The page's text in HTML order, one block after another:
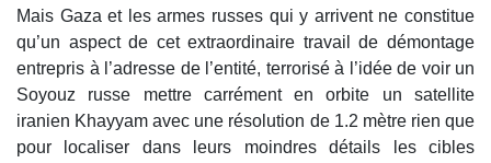
Mais Gaza et les armes russes qui y arrivent ne constitue
qu’un aspect de cet extraordinaire travail de démontage
entrepris à l’adresse de l’entité, terrorisé à l’idée de voir un
Soyouz russe mettre carrément en orbite un satellite
iranien Khayyam avec une résolution de 1.2 mètre rien que
pour localiser dans leurs moindres détails les cibles